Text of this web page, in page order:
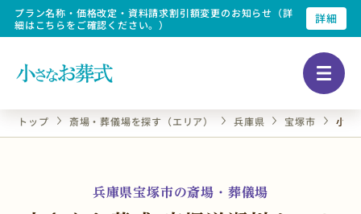
プラン名称・価格改定・資料請求割引額変更のお知らせ（詳
細はこちらをご確認ください。）
詳細
トップ 斎場・葬儀場を探す（エリア） 兵庫県 宝塚市 小さ
兵庫県宝塚市の斎場・葬儀場